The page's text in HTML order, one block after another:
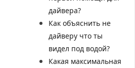
дайвера?
Как объяснить не
дайверу что ты
видел под водой?
Какая максимальная